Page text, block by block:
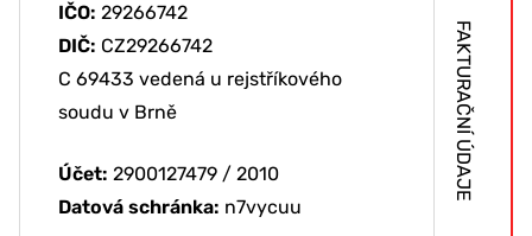
FAKTURAČNÍ ÚDAJE
IČO: 29266742
DIČ: CZ29266742
C 69433 vedená u rejstříkového
soudu v Brně
Účet: 2900127479 / 2010
Datová schránka: n7vycuu